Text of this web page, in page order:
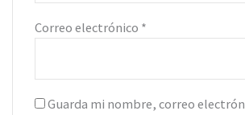
Correo electrónico *
Guarda mi nombre, correo